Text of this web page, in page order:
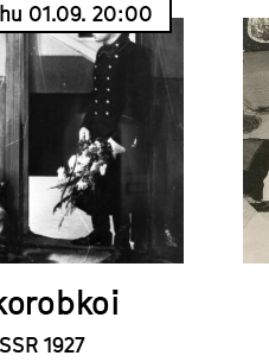
01.09. 20:00
1927